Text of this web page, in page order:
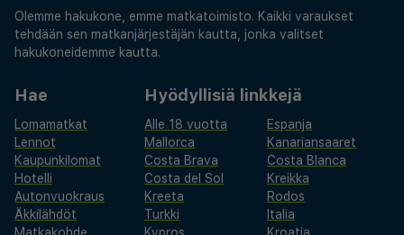
Olemme hakukone, emme matkatoimisto. Kaikki varaukset
tehdään sen matkanjärjestäjän kautta, jonka valitset
hakukoneidemme kautta.
Hae
Lomamatkat
Lennot
Kaupunkilomat
Hotelli
Autonvuokraus
Äkkilähdöt
Hyödyllisiä linkkejä
Alle 18 vuotta
Espanja
Mallorca
Kanariansaaret
Costa Brava
Costa Blanca
Costa del Sol
Kreikka
Kreeta
Rodos
Turkki
Italia